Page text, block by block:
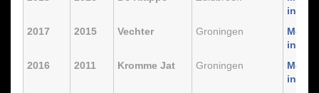
info
2017
2015 Vechter Groningen
Meer
info
2016
2011 Kromme Jat Groningen
Meer
info